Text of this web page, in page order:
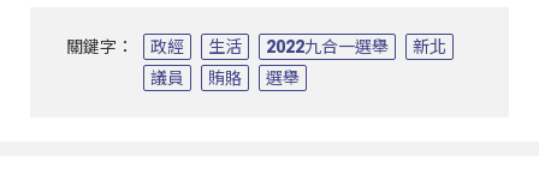
關鍵字： 政經 生活 2022九合一選舉
新北
議員
賄賂 選舉